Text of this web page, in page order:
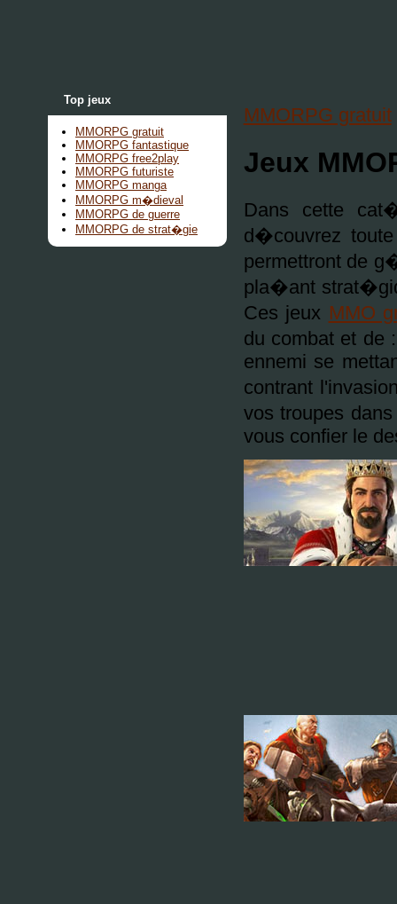
Top jeux
MMORPG gratuit
MMORPG fantastique
MMORPG free2play
MMORPG futuriste
MMORPG manga
MMORPG m�dieval
MMORPG de guerre
MMORPG de strat�gie
MMORPG gratuit
Jeux
Dans cette
d�couvrez
permettront de
pla�ant
Ces jeux MMO
du combat et de
ennemi se
contrant
vos troupes
vous confier le